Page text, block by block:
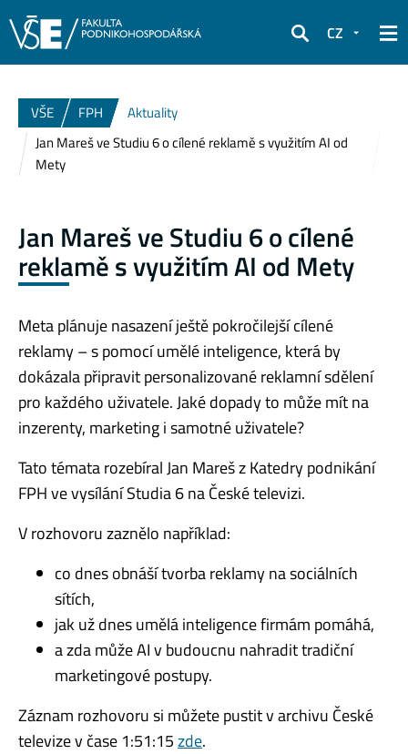
Hledat
CZ
VŠE FPH
Aktuality
Jan Mareš ve Studiu 6 o cílené reklamě s využitím AI od
Mety
Jan Mareš ve Studiu 6 o cílené
reklamě s využitím AI od Mety
Meta plánuje nasazení ještě pokročilejší cílené
reklamy – s pomocí umělé inteligence, která by
dokázala připravit personalizované reklamní sdělení
pro každého uživatele. Jaké dopady to může mít na
inzerenty, marketing i samotné uživatele?
Tato témata rozebíral Jan Mareš z Katedry podnikání
FPH ve vysílání Studia 6 na České televizi.
V rozhovoru zaznělo například:
co dnes obnáší tvorba reklamy na sociálních
sítích,
jak už dnes umělá inteligence firmám pomáhá,
a zda může AI v budoucnu nahradit tradiční
marketingové postupy.
Záznam rozhovoru si můžete pustit v archivu České
televize v čase 1:51:15zde.